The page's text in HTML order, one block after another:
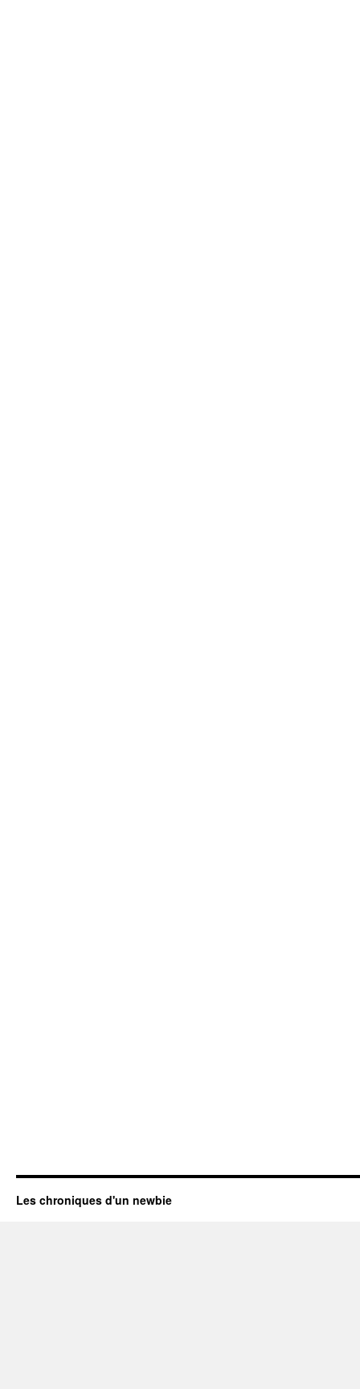
Les chroniques d'un newbie